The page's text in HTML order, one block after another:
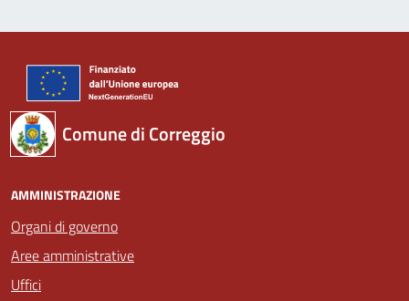
Comune di Correggio
AMMINISTRAZIONE
Organi di governo
Aree amministrative
Uffici